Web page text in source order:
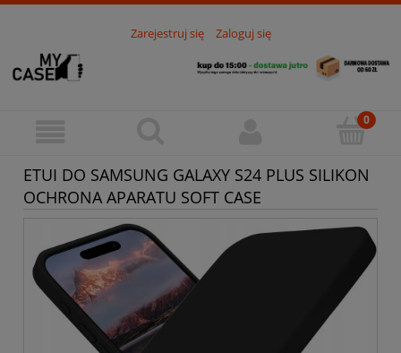
Zarejestruj się Zaloguj się
ETUI DO SAMSUNG GALAXY S24 PLUS SILIKON
OCHRONA APARATU SOFT CASE